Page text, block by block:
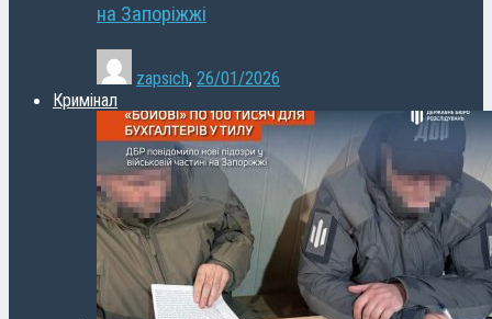
на Запоріжжі
zapsich, 26/01/2026
Кримінал